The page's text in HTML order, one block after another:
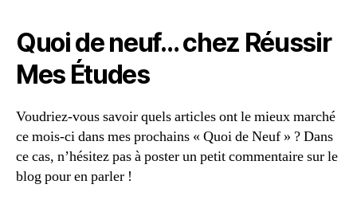
Quoi de neuf… chez Réussir
Mes Études
Voudriez-vous savoir quels articles ont le mieux marché
ce mois-ci dans mes prochains « Quoi de Neuf » ? Dans
ce cas, n’hésitez pas à poster un petit commentaire sur le
blog pour en parler !